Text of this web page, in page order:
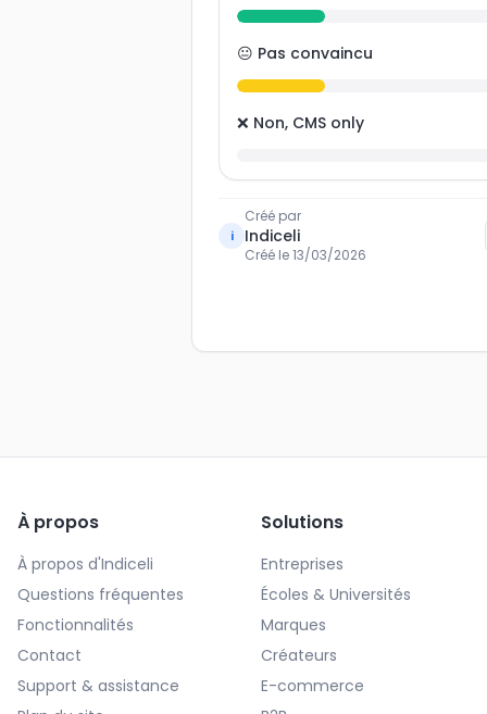
😐 Pas convaincu
❌ Non, CMS only
i
Créé par
Indiceli
Créé le13/03/2026
À propos
À propos d'Indiceli
Questions fréquentes
Fonctionnalités
Contact
Support & assistance
Solutions
Entreprises
Écoles & Universités
Marques
Créateurs
E-commerce